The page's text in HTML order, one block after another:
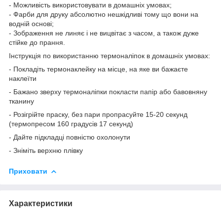
- Можливість використовувати в домашніх умовах;
- Фарби для друку абсолютно нешкідливі тому що вони на
водній основі;
- Зображення не линяє і не вицвітає з часом, а також дуже
стійке до прання.
Інструкція по використанню термоналіпок в домашніх умовах:
- Покладіть термонаклейку на місце, на яке ви бажаєте
наклеїти
- Бажано зверху термоналіпки покласти папір або бавовняну
тканину
- Розігрійте праску, без пари пропрасуйте 15-20 секунд
(термопресом 160 градусів 17 секунд)
- Дайте підкладці повністю охолонути
- Зніміть верхню плівку
Приховати
Характеристики